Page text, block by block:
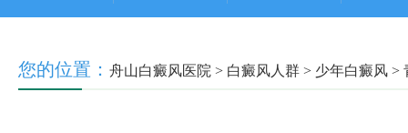
您的位置： 舟山白癜风医院 > 白癜风人群 > 少年白癜风 >